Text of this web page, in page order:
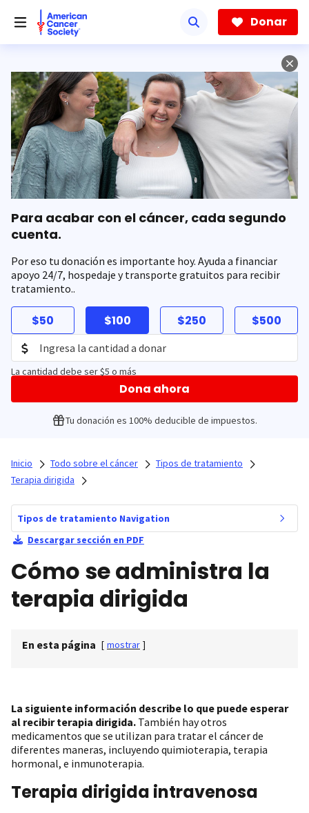
hacia
contenido
Donar
Para acabar con el cáncer, cada segundo
cuenta.
Por eso tu donación es importante hoy. Ayuda a financiar
apoyo 24/7, hospedaje y transporte gratuitos para recibir
tratamiento..
$50 $100 $250 $500
La cantidad debe ser $5 o más
Dona ahora
Tu donación es 100% deducible de impuestos.
Inicio Todo sobre el cáncer
Tipos de tratamiento
Terapia dirigida
Tipos de tratamiento Navigation
Descargar sección en PDF
Cómo se administra la
terapia dirigida
En esta página [ mostrar ]
La siguiente información describe lo que puede esperar
al recibir terapia dirigida. También hay otros
medicamentos que se utilizan para tratar el cáncer de
diferentes maneras, incluyendo quimioterapia, terapia
hormonal, e inmunoterapia.
Terapia dirigida intravenosa